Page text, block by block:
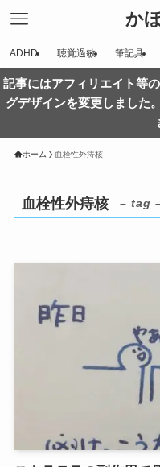
か
ADHD 聴覚過敏 筆記具
記事にはアフィリエイト等
グデザインを変更しました
ホーム 血栓性外痔核
血栓性外痔核 – tag